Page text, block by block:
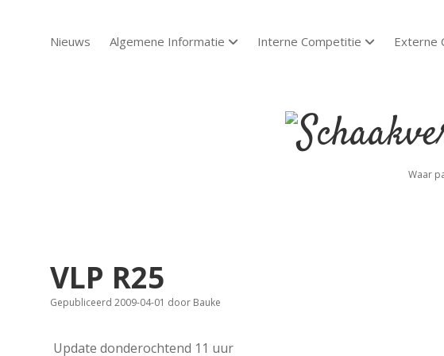
Nieuws Algemene Informatie open dropdown menu
Interne Competitie open Externe
Waar
VLP R25
Gepubliceerd 2009-04-01 door Bauke
Update donderochtend 11 uur